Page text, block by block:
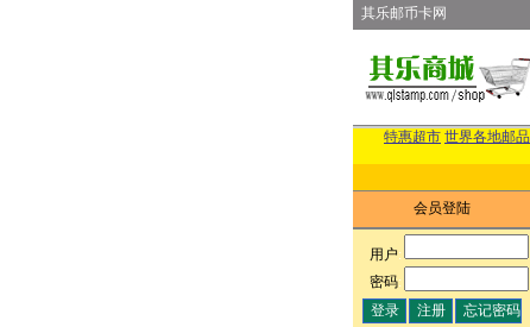
其乐邮币卡网
特惠超市 世界各地邮品
会员登陆
用户:
密码: